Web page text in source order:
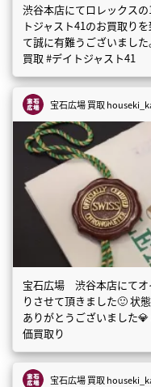
渋谷本店にてロレックス
トジャスト41のお買取り
て誠に有難うございまし
買取 #デイトジャスト41
宝石広場 買取
宝石広場 渋谷本店にてオ
りさせて頂きました🙂 状
ありがとうございました
価買取り
宝石広場 買取